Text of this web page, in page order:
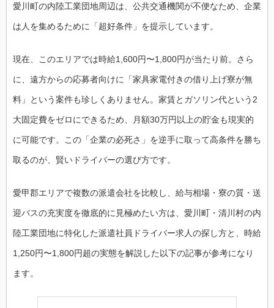
愛川町の内陸工業団地周辺は、公共交通機関が不便なため、企業
は人を集めるために「超好条件」を提示しています。
現在、このエリアでは時給1,600円〜1,800円が当たり前。さら
に、遠方からの応募者向けに「家具家電付きの借り上げ寮が無
料」という案件も珍しくありません。家賃とガソリン代という2
大固定費をゼロにできるため、月額30万円以上の貯金も現実的
に可能です。この「企業の必死さ」を逆手に取って高条件を勝ち
取るのが、賢いドライバーの選び方です。
愛甲郡エリアで複数の派遣会社を比較し、給与相場・寮の質・送
迎バスの充実度を徹底的に見極めたい方は、愛川町・清川村の内
陸工業団地に特化した派遣社員ドライバー求人の探し方と、時給
1,250円〜1,800円超の実態を解説した以下の記事が参考になり
ます。